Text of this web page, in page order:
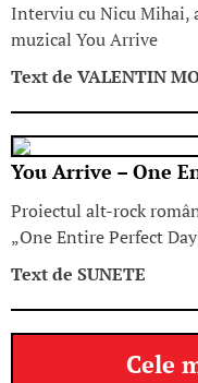
Interviu cu Nicu Mihai,
muzical You Arrive
Text de VALENTIN
You Arrive – One
Proiectul alt-rock
„One Entire Perfect
Text de SUNETE
Cele